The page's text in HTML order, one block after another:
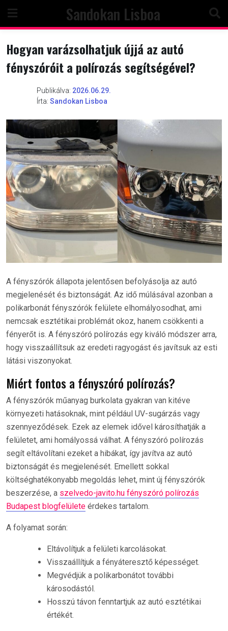
content
Sandokan Lisboa
Hogyan varázsolhatjuk újjá az autó
fényszóróit a polírozás segítségével?
Publikálva: 2026.06.29.
Írta: Sandokan Lisboa
A fényszórók állapota jelentősen befolyásolja az autó
megjelenését és biztonságát. Az idő múlásával azonban a
polikarbonát fényszórók felülete elhomályosodhat, ami
nemcsak esztétikai problémát okoz, hanem csökkenti a
fényerőt is. A fényszóró polírozás egy kiváló módszer arra,
hogy visszaállítsuk az eredeti ragyogást és javítsuk az esti
látási viszonyokat.
Miért fontos a fényszóró polírozás?
A fényszórók műanyag burkolata gyakran van kitéve
környezeti hatásoknak, mint például UV-sugárzás vagy
szennyeződések. Ezek az elemek idővel károsíthatják a
felületet, ami homályossá válhat. A fényszóró polírozás
segít eltávolítani ezeket a hibákat, így javítva az autó
biztonságát és megjelenését. Emellett sokkal
költséghatékonyabb megoldás lehet, mint új fényszórók
beszerzése, a szelvedo-javito.hu fényszóró polírozás
Budapest blogfelülete érdekes tartalom.
A folyamat során:
Eltávolítjuk a felületi karcolásokat.
Visszaállítjuk a fényáteresztő képességet.
Megvédjük a polikarbonátot további
károsodástól.
Hosszú távon fenntartjuk az autó esztétikai
értékét.